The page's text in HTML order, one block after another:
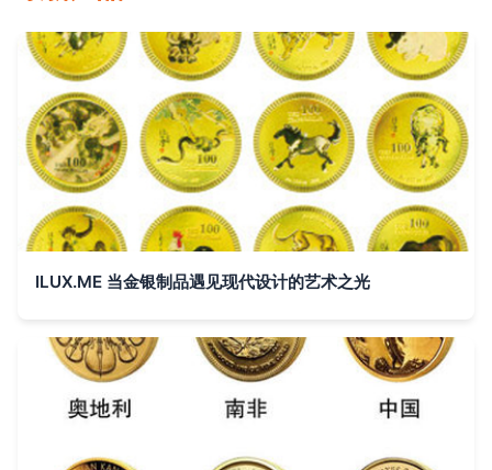
ILUX.ME 当金银制品遇见现代设计的艺术之光